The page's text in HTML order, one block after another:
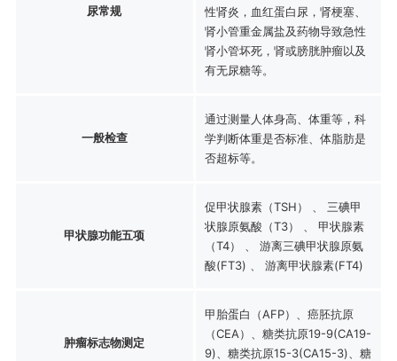
尿常规
性肾炎，血红蛋白尿，肾梗塞、
肾小管重金属盐及药物导致急性
肾小管坏死，肾或膀胱肿瘤以及
有无尿糖等。
一般检查
通过测量人体身高、体重等，科
学判断体重是否标准、体脂肪是
否超标等。
甲状腺功能五项
促甲状腺素（TSH） 、 三碘甲
状腺原氨酸（T3） 、 甲状腺素
（T4） 、 游离三碘甲状腺原氨
酸(FT3) 、 游离甲状腺素(FT4)
肿瘤标志物测定
甲胎蛋白（AFP）、癌胚抗原
（CEA）、糖类抗原19-9(CA19-
9)、糖类抗原15-3(CA15-3)、糖